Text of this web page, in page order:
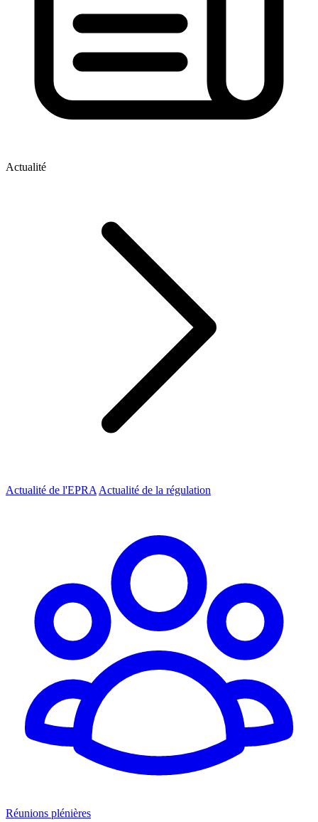
Actualité
Actualité de l'EPRA Actualité de la régulation
Réunions plénières